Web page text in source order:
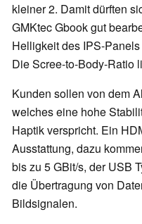
kleiner 2. Damit dürften
GMKtec Gbook gut
Helligkeit des IPS-
Die Scree-to-Body-Ratio
Kunden sollen von dem
welches eine hohe
Haptik verspricht. Ein
Ausstattung, dazu
bis zu 5 GBit/s, der USB
die Übertragung von
Bildsignalen.